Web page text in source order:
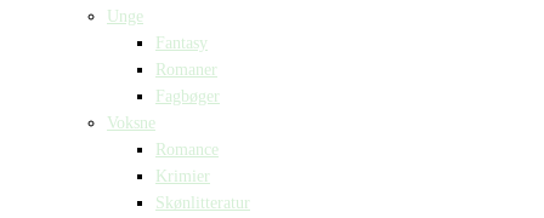
Unge
Fantasy
Romaner
Fagbøger
Voksne
Romance
Krimier
Skønlitteratur